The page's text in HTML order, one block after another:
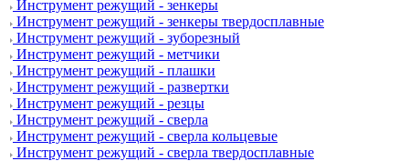
Инструмент режущий - зенкеры
Инструмент режущий - зенкеры твердосплавные
Инструмент режущий - зуборезный
Инструмент режущий - метчики
Инструмент режущий - плашки
Инструмент режущий - развертки
Инструмент режущий - резцы
Инструмент режущий - сверла
Инструмент режущий - сверла кольцевые
Инструмент режущий - сверла твердосплавные